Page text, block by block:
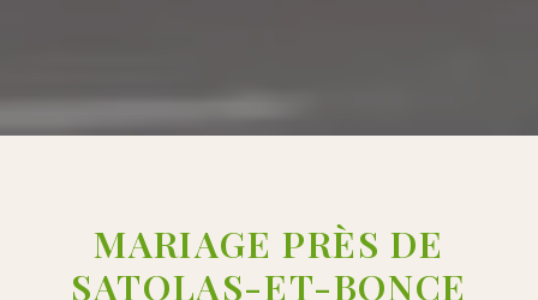
MARIAGE PRÈS DE
SATOLAS-ET-BONCE